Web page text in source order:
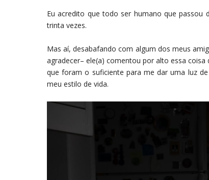
Eu acredito que todo ser humano que
trinta vezes.
Mas aí, desabafando com algum dos meus
agradecer– ele(a) comentou por alto essa
que foram o suficiente para me dar uma luz
meu estilo de vida.